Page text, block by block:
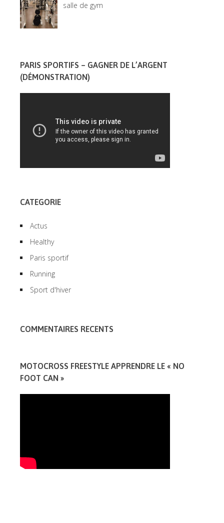
salle de gym
PARIS SPORTIFS – GAGNER DE L’ARGENT
(DÉMONSTRATION)
CATEGORIE
Actus
Healthy
Paris sportif
Running
Sport d'hiver
COMMENTAIRES RECENTS
MOTOCROSS FREESTYLE APPRENDRE LE « NO
FOOT CAN »